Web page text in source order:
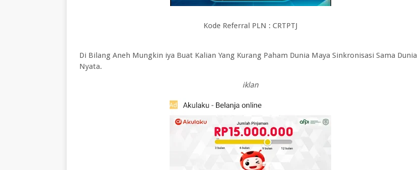
Kode Referral PLN : CRTPTJ
Di Bilang Aneh Mungkin iya Buat Kalian Yang Kurang Paham Dunia Maya Sinkronisasi Sama Dunia
Nyata.
iklan